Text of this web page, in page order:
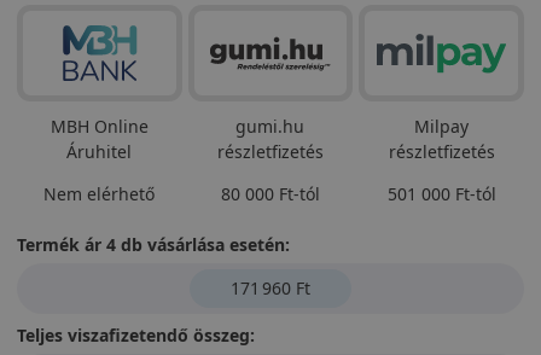
MBH Online
Áruhitel
Nem elérhető
gumi.hu
részletfizetés
80 000 Ft-tól
Milpay
részletfizetés
501 000 Ft-tól
Termék ár 4 db vásárlása esetén:
171 960 Ft
Teljes viszafizetendő összeg: